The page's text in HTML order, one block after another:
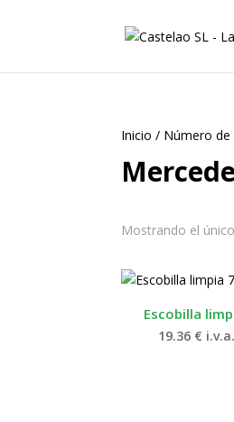
Inicio / Número
Mostrando el
Escobilla
19.36 €